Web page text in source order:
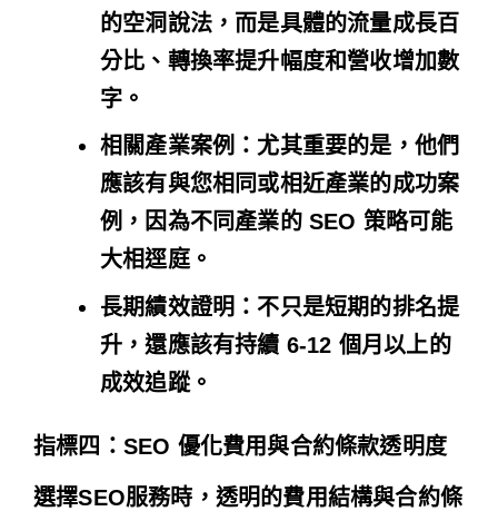
的空洞說法，而是具體的流量成長百
分比、轉換率提升幅度和營收增加數
字。
相關產業案例 ：尤其重要的是，他們
應該有與您相同或相近產業的成功案
例，因為不同產業的 SEO 策略可能
大相逕庭。
長期績效證明 ：不只是短期的排名提
升，還應該有持續 6-12 個月以上的
成效追蹤。
指標四：SEO 優化費用與合約條款透明度
選擇SEO服務時，透明的費用結構與合約條